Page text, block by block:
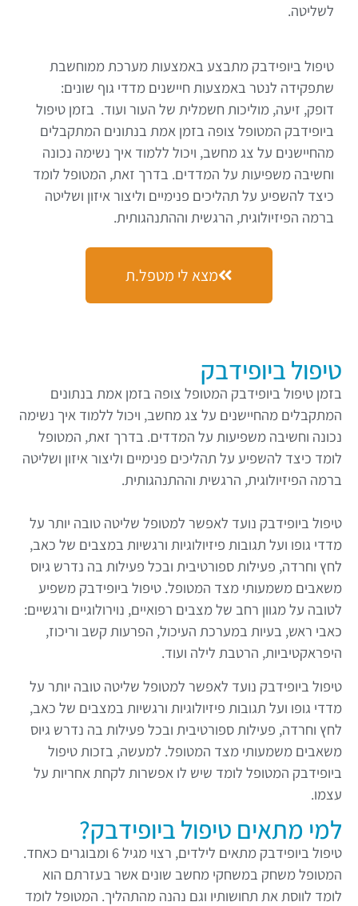
לשליטה.
טיפול ביופידבק מתבצע באמצעות מערכת ממוחשבת
שתפקידה לנטר באמצעות חיישנים מדדי גוף שונים:
דופק, זיעה, מוליכות חשמלית של העור ועוד. בזמן טיפול
ביופידבק המטופל צופה בזמן אמת בנתונים המתקבלים
מהחיישנים על צג מחשב, ויכול ללמוד איך נשימה נכונה
וחשיבה משפיעות על המדדים. בדרך זאת, המטופל לומד
כיצד להשפיע על תהליכים פנימיים וליצור איזון ושליטה
ברמה הפיזיולוגית, הרגשית וההתנהגותית.
מצא לי מטפל.ת
טיפול ביופידבק
בזמן טיפול ביופידבק המטופל צופה בזמן אמת בנתונים
המתקבלים מהחיישנים על צג מחשב, ויכול ללמוד איך נשימה
נכונה וחשיבה משפיעות על המדדים. בדרך זאת, המטופל
לומד כיצד להשפיע על תהליכים פנימיים וליצור איזון ושליטה
ברמה הפיזיולוגית, הרגשית וההתנהגותית.
טיפול ביופידבק נועד לאפשר למטופל שליטה טובה יותר על
מדדי גופו ועל תגובות פיזיולוגיות ורגשיות במצבים של כאב,
לחץ וחרדה, פעילות ספורטיבית ובכל פעילות בה נדרש גיוס
משאבים משמעותי מצד המטופל. טיפול ביופידבק משפיע
לטובה על מגוון רחב של מצבים רפואיים, נוירולוגיים ורגשיים:
כאבי ראש, בעיות במערכת העיכול, הפרעות קשב וריכוז,
היפראקטיביות, הרטבת לילה ועוד.
טיפול ביופידבק נועד לאפשר למטופל שליטה טובה יותר על
מדדי גופו ועל תגובות פיזיולוגיות ורגשיות במצבים של כאב,
לחץ וחרדה, פעילות ספורטיבית ובכל פעילות בה נדרש גיוס
משאבים משמעותי מצד המטופל. למעשה, בזכות טיפול
ביופידבק המטופל לומד שיש לו אפשרות לקחת אחריות על
עצמו.
למי מתאים טיפול ביופידבק?
טיפול ביופידבק מתאים לילדים, רצוי מגיל 6 ומבוגרים כאחד.
המטופל משחק במשחקי מחשב שונים אשר בעזרתם הוא
לומד לווסת את תחושותיו וגם נהנה מהתהליך. המטופל לומד